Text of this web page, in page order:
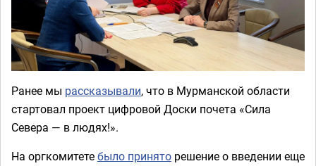
Ранее мы рассказывали, что в Мурманской области
стартовал проект цифровой Доски почета «Сила
Севера — в людях!».
На оргкомитетебыло принято решение о введении еще